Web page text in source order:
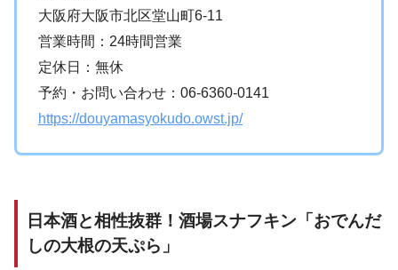
大阪府大阪市北区堂山町6-11
営業時間：24時間営業
定休日：無休
予約・お問い合わせ：06-6360-0141
https://douyamasyokudo.owst.jp/
日本酒と相性抜群！酒場スナフキン「おでんだ
しの大根の天ぷら」